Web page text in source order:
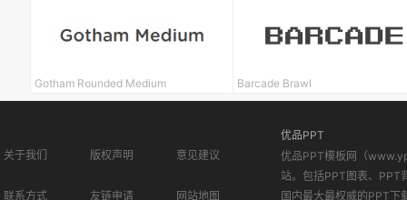
Gotham Rounded Medium Barcade Brawl
关于我们 版权声明 意见建议
联系方式 友链申请 网站地图
优品PPT
优品PPT模板网（
站。包括PPT图表、PPT
国内最大最权威的PPT下